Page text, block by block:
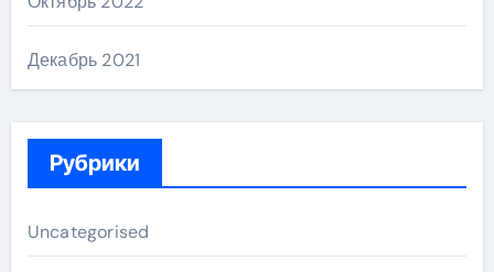
Декабрь 2021
Рубрики
Uncategorised